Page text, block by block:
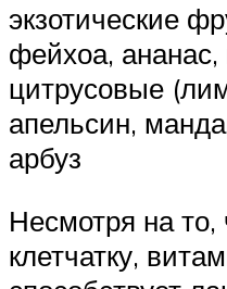
экзотические
фейхоа, ананас,
цитрусовые
апельсин,
арбуз
Несмотря на то,
клетчатку,